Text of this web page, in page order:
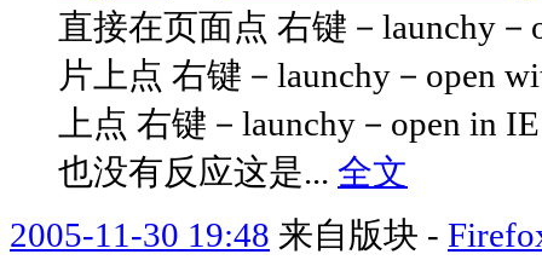
直接在页面点 右键－launchy
片上点 右键－launchy－open
上点 右键－launchy－open in
也没有反应这是... 全文
2005-11-30 19:48 来自版块 -